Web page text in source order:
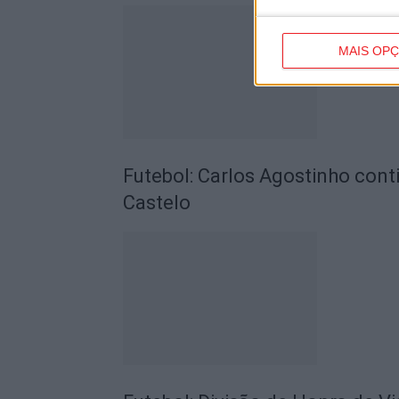
MAIS
Futebol: Carlos Agostinho
Castelo